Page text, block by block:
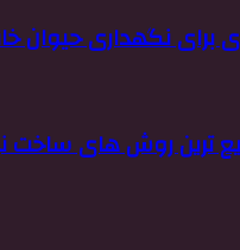
ترین روش های ساخت